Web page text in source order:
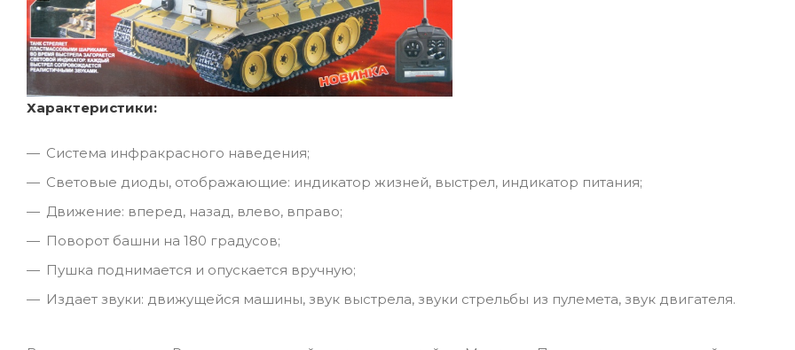
Характеристики:
Система инфракрасного наведения;
Световые диоды, отображающие: индикатор жизней, выстрел, индикатор питания;
Движение: вперед, назад, влево, вправо;
Поворот башни на 180 градусов;
Пушка поднимается и опускается вручную;
Издает звуки: движущейся машины, звук выстрела, звуки стрельбы из пулемета, звук двигателя.